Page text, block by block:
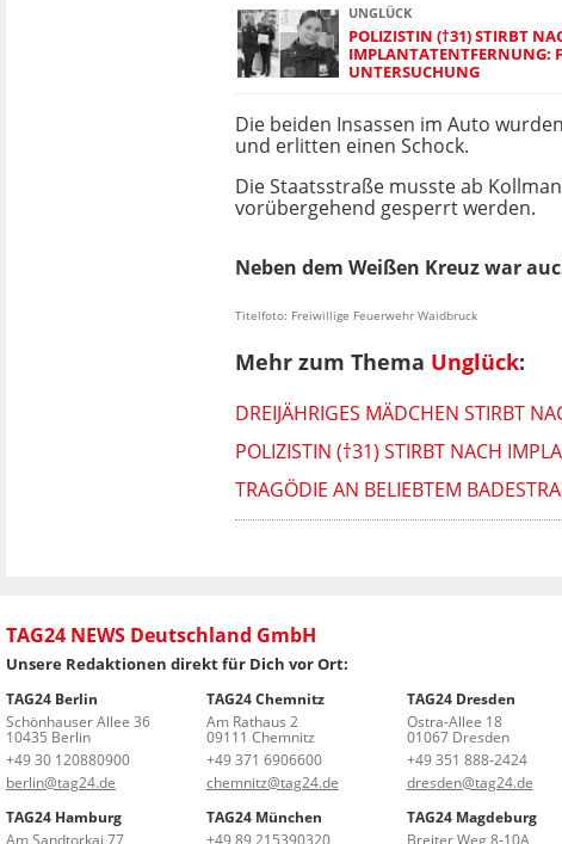
UNGLÜCK
POLIZISTIN (†31) STIRBT
IMPLANTATENTFERNUNG:
UNTERSUCHUNG
Die beiden Insassen im Auto
und erlitten einen Schock.
Die Staatsstraße musste ab
vorübergehend gesperrt werden.
Neben dem Weißen Kreuz war
Titelfoto: Freiwillige Feuerwehr Waidbruck
Mehr zum Thema Unglück:
DREIJÄHRIGES MÄDCHEN STIRBT
POLIZISTIN (†31) STIRBT NACH
TRAGÖDIE AN BELIEBTEM
TAG24 NEWS Deutschland GmbH
Unsere Redaktionen direkt für Dich vor Ort:
TAG24 Berlin
Schönhauser Allee 36
10435 Berlin
+49 30 120880900
berlin@tag24.de
TAG24 Chemnitz
Am Rathaus 2
09111 Chemnitz
+49 371 6906600
chemnitz@tag24.de
TAG24 Dresden
Ostra-Allee 18
01067 Dresden
+49 351 888-2424
dresden@tag24.de
TAG24 Hamburg
Am Sandtorkai 77
TAG24 München
+49 89 215390320
TAG24 Magdeburg
Breiter Weg 8-10A